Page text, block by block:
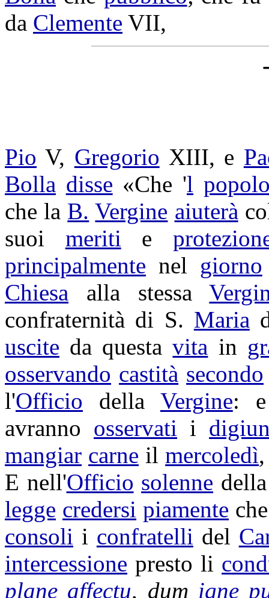
da Clemente VII,
Pio V, Gregorio XIII, e
Bolla disse «Che 'l
che la B. Vergine aiuterà
suoi meriti e
principalmente nel giorno
Chiesa alla stessa
confraternità di S. Maria
uscite da questavita in
osservando castità secondo
l'Officio della Vergine:
avranno osservati i
mangiar carne ilmercoledì
E nell'Officio solenne
legge credersi piamente
consoli i confratelli del
intercessione presto li
plane affectu, dum igne